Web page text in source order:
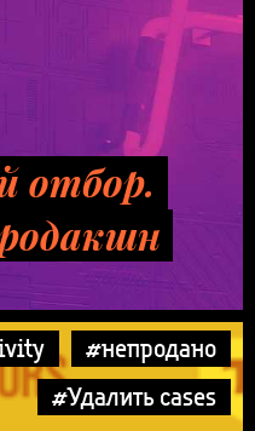
отбор.
#непродано
#Удалить cases